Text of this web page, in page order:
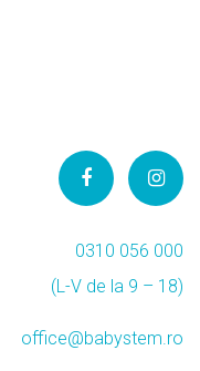
0310 056 000
(L-V de la 9 – 18)
office@babystem.ro